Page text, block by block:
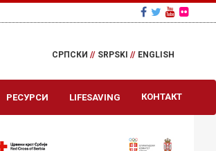
СРПСКИ // SRPSKI // ENGLISH
РЕСУРСИ LIFESAVING КОНТАКТ